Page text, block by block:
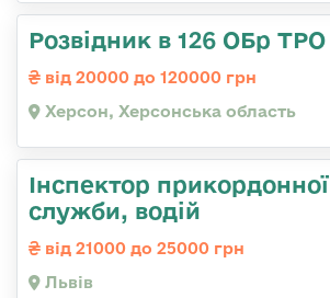
Розвідник в 126 ОБр ТРО
від 20000 до 120000 грн
Херсон, Херсонська область
Інспектор прикордонної
служби, водій
від 21000 до 25000 грн
Львів